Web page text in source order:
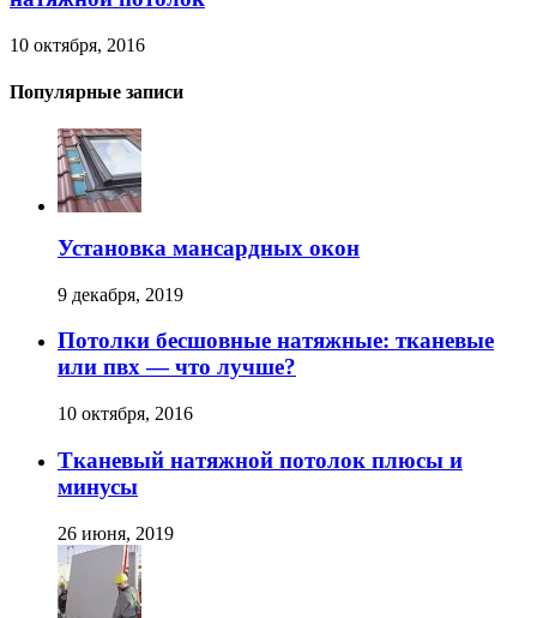
10 октября, 2016
Популярные записи
Установка мансардных окон
9 декабря, 2019
Потолки бесшовные натяжные: тканевые
или пвх — что лучше?
10 октября, 2016
Тканевый натяжной потолок плюсы и
минусы
26 июня, 2019